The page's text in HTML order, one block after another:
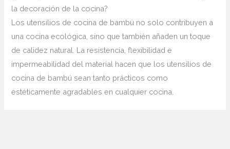
la decoración de la cocina?
Los utensilios de cocina de bambú no solo contribuyen a
una cocina ecológica, sino que también añaden un toque
de calidez natural. La resistencia, flexibilidad e
impermeabilidad del material hacen que los utensilios de
cocina de bambú sean tanto prácticos como
estéticamente agradables en cualquier cocina.